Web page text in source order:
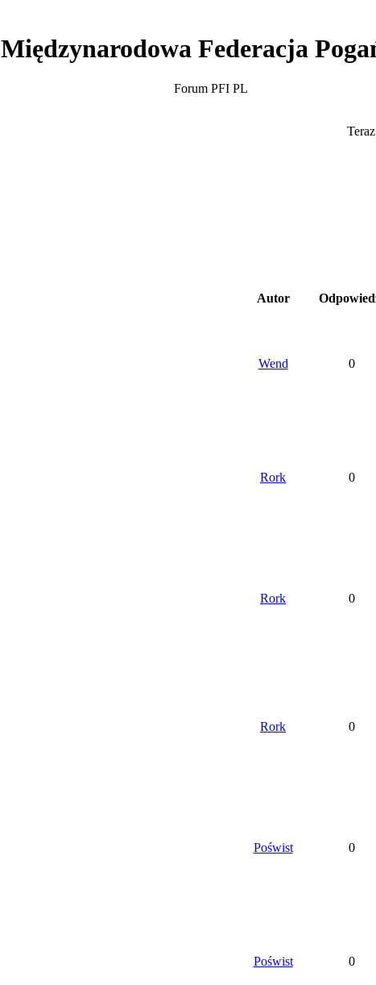
Międzynarodowa Federacja
Forum PFI PL
Autor
Wend 0
Rork 0
Rork 0
Rork 0
Poświst 0
Poświst 0